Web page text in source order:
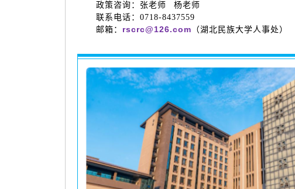
政策咨询：张老师 杨老师
联系电话：0718-8437559
邮箱： rscrc@126.com （湖北民族大学人事处）